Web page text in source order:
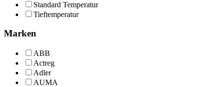
Standard Temperatur
Tieftemperatur
Marken
ABB
Actreg
Adler
AUMA